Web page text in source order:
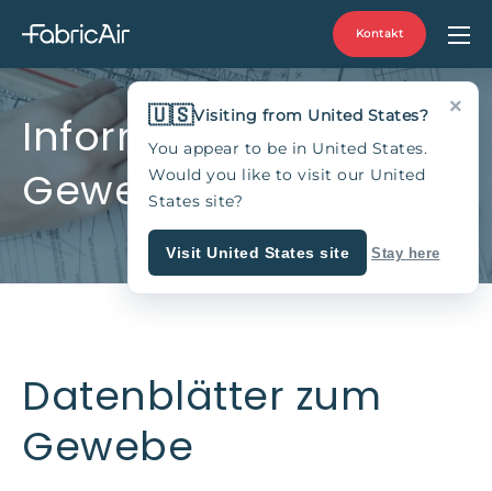
Kontakt
Informationen zum
Gewebe
Datenblätter zum
Gewebe
×
🇺🇸Visiting from United States?
You appear to be in United States.
Would you like to visit our United
States site?
Visit United States site Stay here